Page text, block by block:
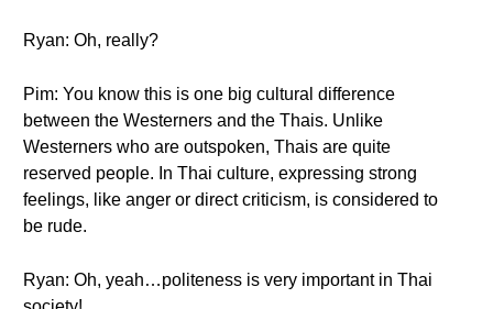
Ryan: Oh, really?
Pim: You know this is one big cultural difference
between the Westerners and the Thais. Unlike
Westerners who are outspoken, Thais are quite
reserved people. In Thai culture, expressing strong
feelings, like anger or direct criticism, is considered to
be rude.
Ryan: Oh, yeah…politeness is very important in Thai